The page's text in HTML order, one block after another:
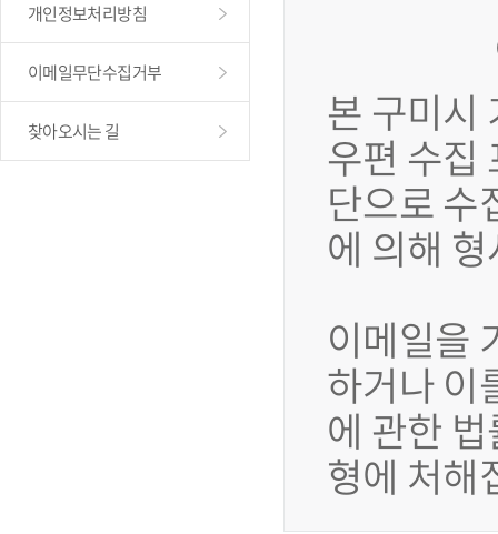
개인정보처리방침
이메일무단수집거부
찾아오시는 길 본 구미시
우편 수집
단으로 수
에 의해
이메일을
하거나 이
에 관한
형에 처해